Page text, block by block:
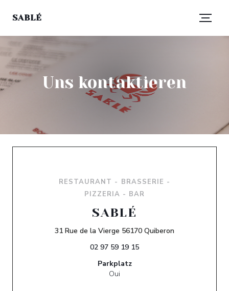
SABLÉ
Uns kontaktieren
RESTAURANT - BRASSERIE -
PIZZERIA - BAR
SABLÉ
31 Rue de la Vierge 56170 Quiberon((öffnet ein
02 97 59 19 15
Parkplatz
Oui